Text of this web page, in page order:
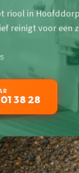
riool in
reinigt voor een
38 28